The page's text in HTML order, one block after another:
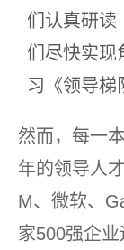
们认真研读
们尽快实现
习《领导梯
然而，每一
年的领导人
M、微软、
家500强企业